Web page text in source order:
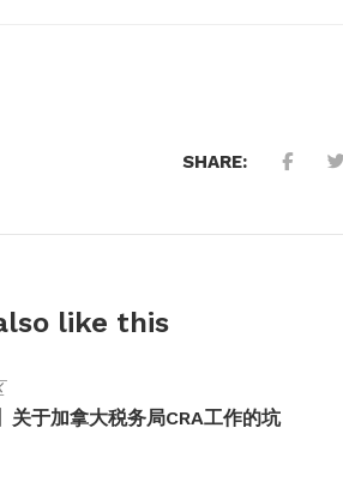
SHARE:
like this
关于加拿大税务局CRA工作的坑